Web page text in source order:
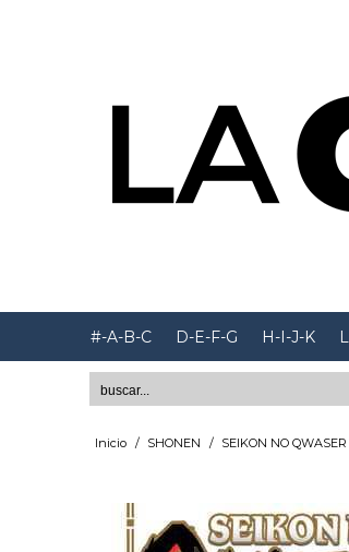
#-A-B-C D-E-F-G H-I-J-K
Inicio / SHONEN / SEIKON NO QWASER